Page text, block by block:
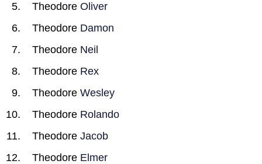
Theodore Oliver
Theodore Damon
Theodore Neil
Theodore Rex
Theodore Wesley
Theodore Rolando
Theodore Jacob
Theodore Elmer